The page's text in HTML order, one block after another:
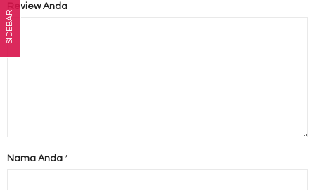
Review Anda
Nama Anda *
SIDEBAR